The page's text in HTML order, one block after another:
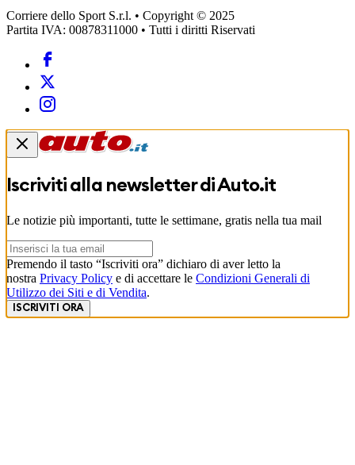
Corriere dello Sport S.r.l. • Copyright © 2025
Partita IVA: 00878311000 • Tutti i diritti Riservati
Iscriviti alla newsletter diAuto.it
Le notizie più importanti, tutte le settimane, gratis nella tua mail
Premendo il tasto “Iscriviti ora” dichiaro di aver letto la
nostra Privacy Policy e di accettare le Condizioni Generali di
Utilizzo dei Siti e di Vendita.
ISCRIVITI ORA